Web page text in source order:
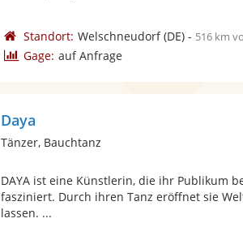
Standort: Welschneudorf(DE)- 516 km
Gage: auf Anfrage
Daya
Tänzer, Bauchtanz
DAYA ist eine Künstlerin, die ihr Publikum
fasziniert. Durch ihren Tanz eröffnet sie
lassen. ...